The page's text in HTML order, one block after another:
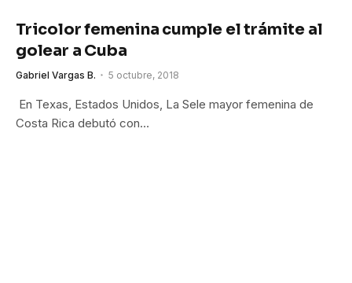
Tricolor femenina cumple el trámite al
golear a Cuba
Gabriel Vargas B. 5 octubre, 2018
En Texas, Estados Unidos, La Sele mayor femenina de
Costa Rica debutó con…